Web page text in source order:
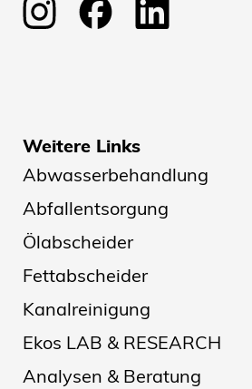
Weitere Links
Abwasserbehandlung
Abfallentsorgung
Ölabscheider
Fettabscheider
Kanalreinigung
Ekos LAB & RESEARCH
Analysen & Beratung